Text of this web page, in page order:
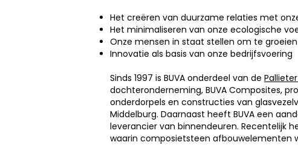
Het creëren van duurzame relaties met
Het minimaliseren van onze ecologische
Onze mensen in staat stellen om te groeien
Innovatie als basis van onze bedrijfsvoering
Sinds 1997 is BUVA onderdeel van de
dochteronderneming, BUVA Composites,
onderdorpels en constructies van
Middelburg. Daarnaast heeft BUVA een
leverancier van binnendeuren. Recentelijk
waarin composietsteen afbouwelementen